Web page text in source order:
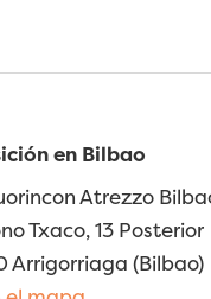
en Bilbao
Atrezzo
Txaco, 13 Posterior
Arrigorriaga (Bilbao)